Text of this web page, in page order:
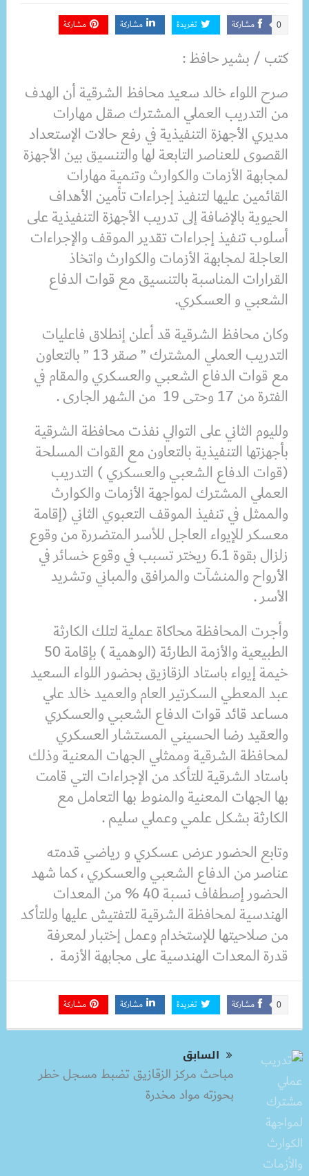
مشاركة 0 تغريدة مشاركة مشاركة
كتب / بشير حافظ :
صرح اللواء خالد سعيد محافظ الشرقية أن الهدف
من التدريب العملي المشترك صقل مهارات
مديري الأجهزة التنفيذية في رفع حالات الإستعداد
القصوى للعناصر التابعة لها والتنسيق بين الأجهزة
لمجابهة الأزمات والكوارث وتنمية مهارات
القائمين عليها لتنفيذ إجراءات تأمين الأهداف
الحيوية بالإضافة إلى تدريب الأجهزة التنفيذية على
أسلوب تنفيذ إجراءات تقدير الموقف والإجراءات
العاجلة لمجابهة الأزمات والكوارث واتخاذ
القرارات المناسبة بالتنسيق مع قوات الدفاع
الشعبي و العسكري.
وكان محافظ الشرقية قد أعلن إنطلاق فاعليات
التدريب العملي المشترك ” صقر 13 ” بالتعاون
مع قوات الدفاع الشعبي والعسكري والمقام في
الفترة من 17 وحتى 19 من الشهر الجارى .
ولليوم الثاني على التوالي نفذت محافظة الشرقية
بأجهزتها التنفيذية بالتعاون مع القوات المسلحة
(قوات الدفاع الشعبي والعسكري ) التدريب
العملي المشترك لمواجهة الأزمات والكوارث
والممثل في تنفيذ الموقف التعبوي الثاني (إقامة
معسكر للإيواء العاجل للأسر المتضررة من وقوع
زلزال بقوة 6.1 ريختر تسبب في وقوع خسائر في
الأرواح والمنشآت والمرافق والمباني وتشريد
الأسر .
وأجرت المحافظة محاكاة عملية لتلك الكارثة
الطبيعية والأزمة الطارئة (الوهمية ) بإقامة 50
خيمة إيواء باستاد الزقازيق بحضور اللواء السعيد
عبد المعطي السكرتير العام والعميد خالد علي
مساعد قائد قوات الدفاع الشعبي والعسكري
والعقيد رضا الحسيني المستشار العسكري
لمحافظة الشرقية وممثلي الجهات المعنية وذلك
باستاد الشرقية للتأكد من الإجراءات التي قامت
بها الجهات المعنية والمنوط بها التعامل مع
الكارثة بشكل علمي وعملي سليم .
وتابع الحضور عرض عسكري و رياضي قدمته
عناصر من الدفاع الشعبي والعسكري ، كما شهد
الحضور إصطفاف نسبة 40 % من المعدات
الهندسية لمحافظة الشرقية للتفتيش عليها وللتأكد
من صلاحيتها للإستخدام وعمل إختبار لمعرفة
قدرة المعدات الهندسية على مجابهة الأزمة .
مشاركة 0 تغريدة مشاركة مشاركة
السابق
مباحث مركز الزقازيق تضبط مسجل خطر
بحوزته مواد مخدرة